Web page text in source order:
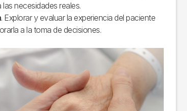
las necesidades reales.
. Explorar y evaluar la experiencia del paciente
a la toma de decisiones.